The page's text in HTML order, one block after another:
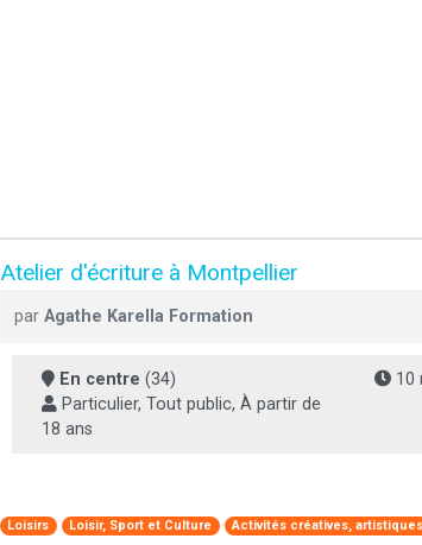
Atelier d'écriture à Montpellier
par Agathe Karella Formation
En centre (34) 10
Particulier, Tout public, À partir de
18 ans
Loisirs Loisir, Sport et Culture Activités créatives,